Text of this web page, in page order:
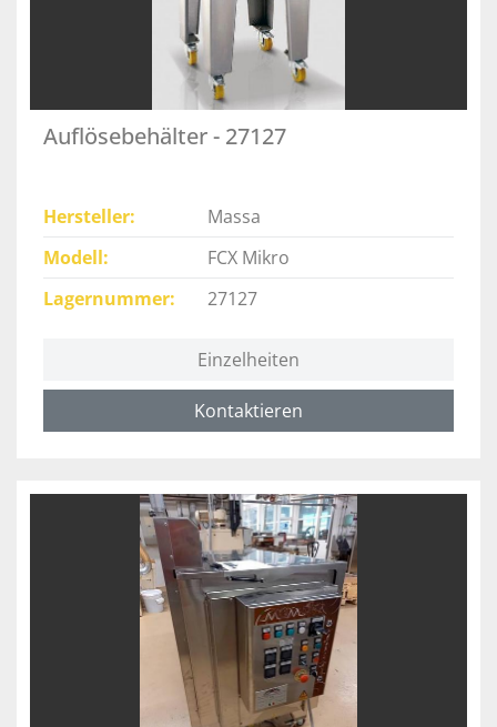
Auflösebehälter - 27127
Hersteller
Massa
Modell
FCX Mikro
Lagernummer
27127
Einzelheiten
Kontaktieren